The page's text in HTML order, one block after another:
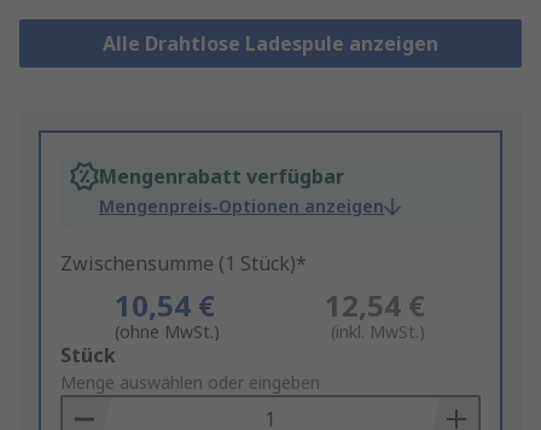
Alle Drahtlose Ladespule anzeigen
Mengenrabatt verfügbar
Mengenpreis-Optionen anzeigen
Zwischensumme (1 Stück)*
10,54 €
(ohne MwSt.)
12,54 €
(inkl. MwSt.)
Add
to
Basket
Stück
Menge auswählen oder eingeben